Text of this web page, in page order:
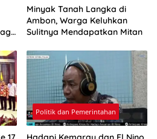
Minyak Tanah Langka di
Ambon, Warga Keluhkan
Sulitnya Mendapatkan Mitan
Politik dan Pemerintahan